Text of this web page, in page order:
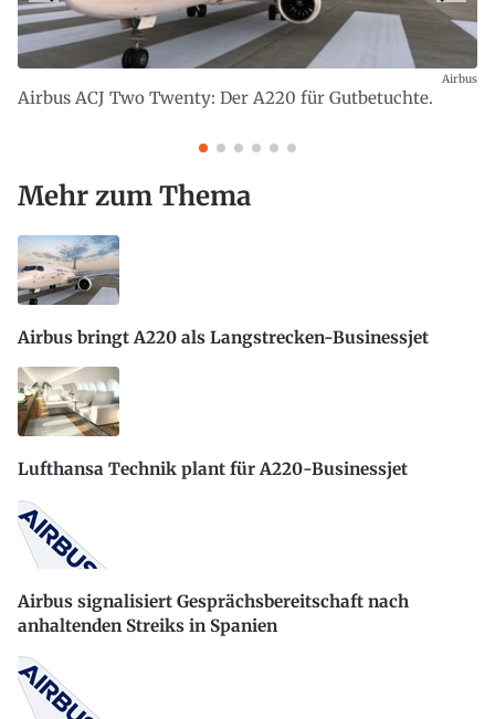
Airbus ACJ Two Twenty: Der A220 für Gutbetuchte.
Airbus
Mehr zum Thema
Airbus bringt A220 als Langstrecken-Businessjet
Lufthansa Technik plant für A220-Businessjet
Airbus signalisiert Gesprächsbereitschaft nach
anhaltenden Streiks in Spanien